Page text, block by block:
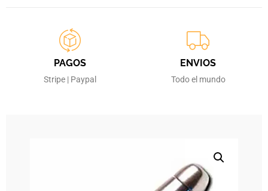
PAGOS
Stripe | Paypal
ENVIOS
Todo el mundo